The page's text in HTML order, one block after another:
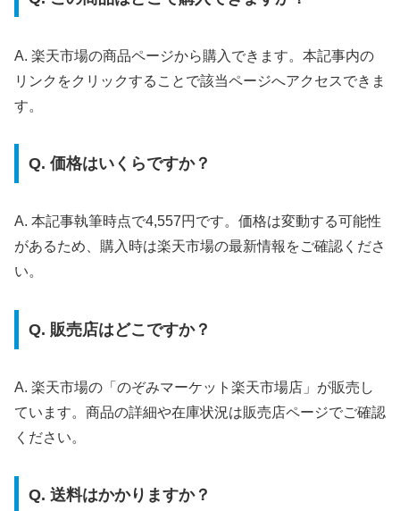
A. 楽天市場の商品ページから購入できます。本記事内の
リンクをクリックすることで該当ページへアクセスできま
す。
Q. 価格はいくらですか？
A. 本記事執筆時点で4,557円です。価格は変動する可能性
があるため、購入時は楽天市場の最新情報をご確認くださ
い。
Q. 販売店はどこですか？
A. 楽天市場の「のぞみマーケット楽天市場店」が販売し
ています。商品の詳細や在庫状況は販売店ページでご確認
ください。
Q. 送料はかかりますか？